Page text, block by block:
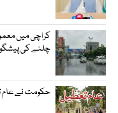
کراچی میں
چلنے کی
حکومت نے عام